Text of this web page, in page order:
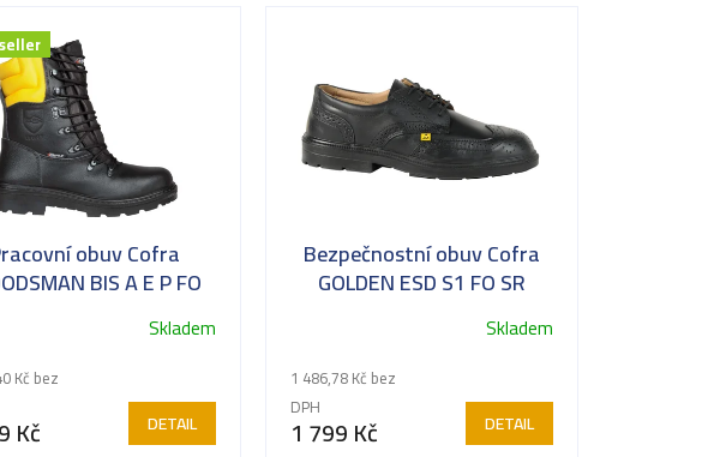
obuv Cofra
BIS A E P FO
Skladem
Kč bez
Kč DETAIL
Bezpečnostní obuv Cofra
GOLDEN ESD S1 FO SR
Skladem
1 486,78 Kč bez
DPH
1 799 Kč DETAIL